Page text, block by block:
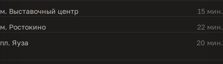
м. Выставочный центр
15 мин.
м. Ростокино
22 мин.
пл. Яуза
20 мин.